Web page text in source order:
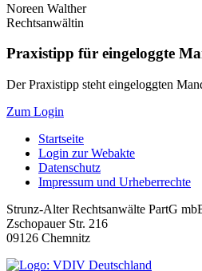
Noreen Walther
Rechtsanwältin
Praxistipp für eingeloggte
Der Praxistipp steht eingeloggten
Zum Login
Startseite
Login zur Webakte
Datenschutz
Impressum und Urheberrechte
Strunz-Alter Rechtsanwälte PartG
Zschopauer Str. 216
09126 Chemnitz